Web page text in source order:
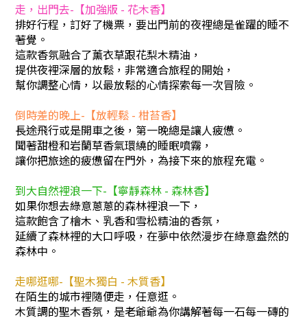
走，出門去-【加強版 - 花木香】
排好行程，訂好了機票，要出門前的夜裡總是雀躍的睡不
著覺。
這款香氛融合了薰衣草跟花梨木精油，
提供夜裡深層的放鬆，非常適合旅程的開始，
幫你調整心情，以最放鬆的心情探索每一次冒險。
倒時差的晚上-【放輕鬆 - 柑苔香】
長途飛行或是開車之後，第一晚總是讓人疲憊。
聞著甜橙和岩蘭草香氣環繞的睡眠噴霧，
讓你把旅途的疲憊留在門外，為接下來的旅程充電。
到大自然裡浪一下-【寧靜森林 - 森林香】
如果你想去綠意蔥蔥的森林裡浪一下，
這款飽含了檜木、乳香和雪松精油的香氛，
延續了森林裡的大口呼吸，在夢中依然漫步在綠意盎然的
森林中。
走哪逛哪-【聖木獨白 - 木質香】
在陌生的城市裡隨便走，任意逛。
木質調的聖木香氛，是老爺爺為你講解著每一石每一磚的